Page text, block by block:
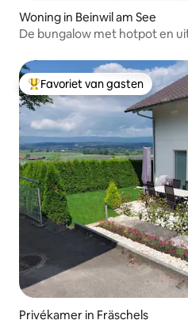
Woning in Beinwil am See
De bungalow met hotpot en
Topfavoriet van gasten
Favoriet van gasten
Privékamer in Fräschels